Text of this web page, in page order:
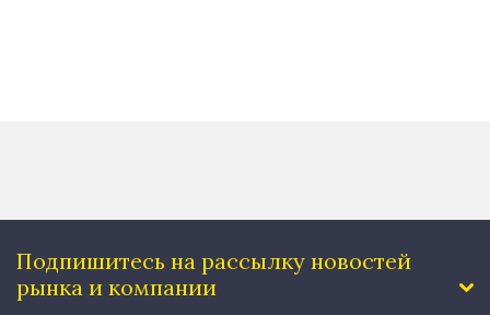
Подпишитесь на рассылку новостей
рынка и компании